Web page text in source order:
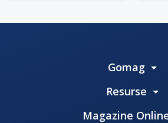
Gomag
Resurse
Magazine